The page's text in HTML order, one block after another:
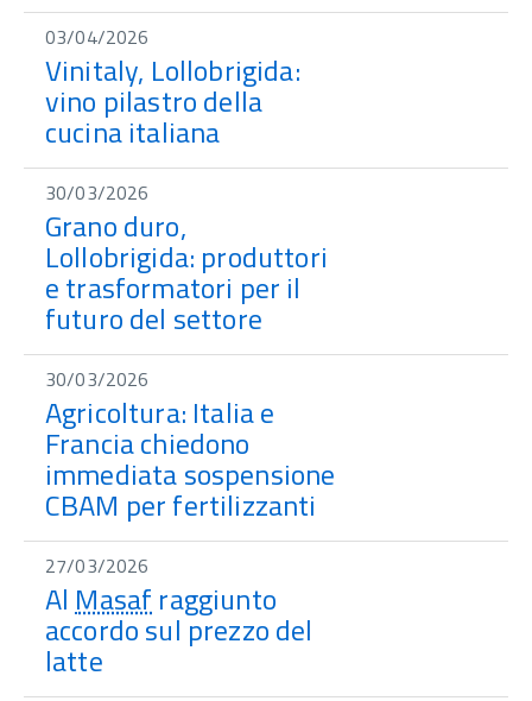
03/04/2026
Vinitaly, Lollobrigida:
vino pilastro della
cucina italiana
30/03/2026
Grano duro,
Lollobrigida: produttori
e trasformatori per il
futuro del settore
30/03/2026
Agricoltura: Italia e
Francia chiedono
immediata sospensione
CBAM per fertilizzanti
27/03/2026
Al Masafraggiunto
accordo sul prezzo del
latte